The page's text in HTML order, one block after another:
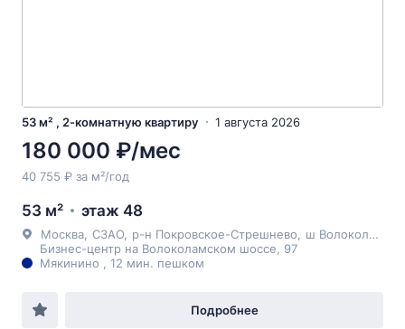
53 м² , 2-комнатную квартиру 1 августа 2026
180 000 ₽/мес
40 755 ₽ за м²/год
53 м² этаж 48
Москва СЗАО р-н Покровское-Стрешнево
ш Волоколамское
Бизнес-центр на Волоколамском шоссе, 97
Мякинино , 12 мин. пешком
Подробнее